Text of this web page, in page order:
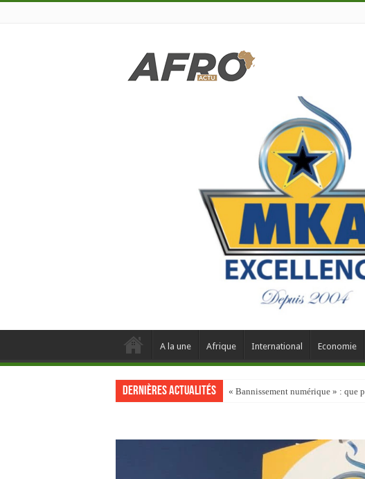
A la une Afrique International Economie
Dernières actualités « Bannissement numérique » : que